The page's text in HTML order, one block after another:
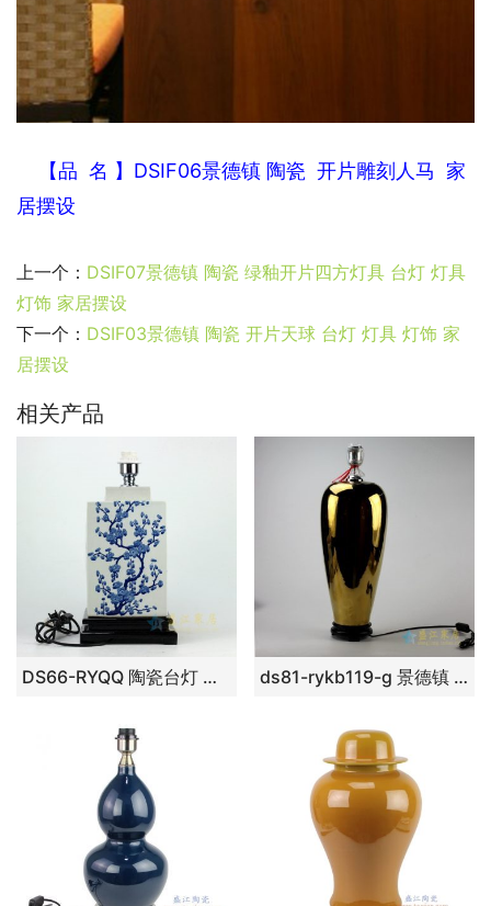
【品  名 】DSIF06景德镇 陶瓷  开片雕刻人马  家
居摆设
上一个： DSIF07景德镇 陶瓷 绿釉开片四方灯具 台灯 灯具
灯饰 家居摆设
下一个： DSIF03景德镇 陶瓷 开片天球 台灯 灯具 灯饰 家
居摆设
相关产品
DS66-RYQQ 陶瓷台灯 手绘青花瓷 ds81-rykb119-g 景德镇 镀金陶瓷台灯 灯具 艺术摆件品